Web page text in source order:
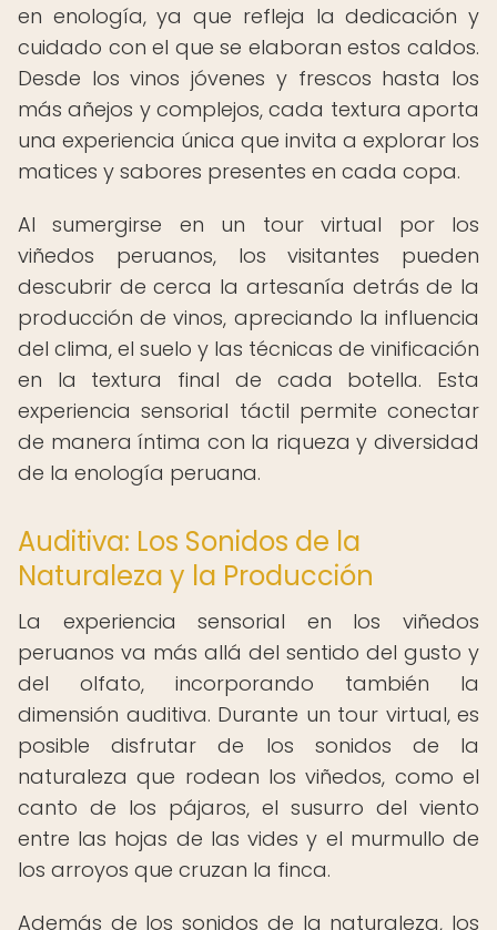
en enología, ya que refleja la dedicación y
cuidado con el que se elaboran estos caldos.
Desde los vinos jóvenes y frescos hasta los
más añejos y complejos, cada textura aporta
una experiencia única que invita a explorar los
matices y sabores presentes en cada copa.
Al sumergirse en un tour virtual por los
viñedos peruanos, los visitantes pueden
descubrir de cerca la artesanía detrás de la
producción de vinos, apreciando la influencia
del clima, el suelo y las técnicas de vinificación
en la textura final de cada botella. Esta
experiencia sensorial táctil permite conectar
de manera íntima con la riqueza y diversidad
de la enología peruana.
Auditiva: Los Sonidos de la
Naturaleza y la Producción
La experiencia sensorial en los viñedos
peruanos va más allá del sentido del gusto y
del olfato, incorporando también la
dimensión auditiva. Durante un tour virtual, es
posible disfrutar de los sonidos de la
naturaleza que rodean los viñedos, como el
canto de los pájaros, el susurro del viento
entre las hojas de las vides y el murmullo de
los arroyos que cruzan la finca.
Además de los sonidos de la naturaleza, los